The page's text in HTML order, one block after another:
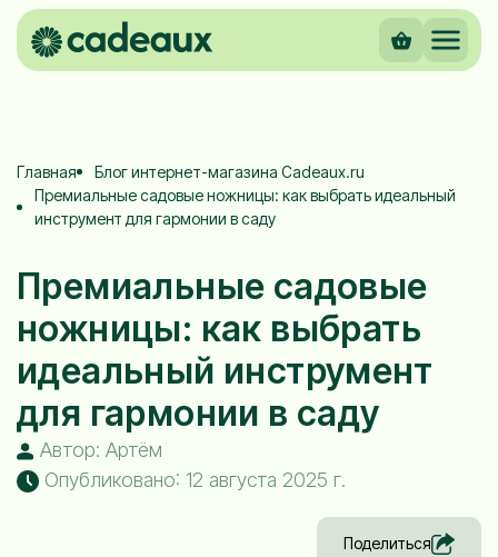
Главная
Блог интернет-магазина Cadeaux.ru
Премиальные садовые ножницы: как выбрать идеальный
инструмент для гармонии в саду
Премиальные садовые
ножницы: как выбрать
идеальный инструмент
для гармонии в саду
Автор: Артём
Опубликовано: 12 августа 2025 г.
Поделиться